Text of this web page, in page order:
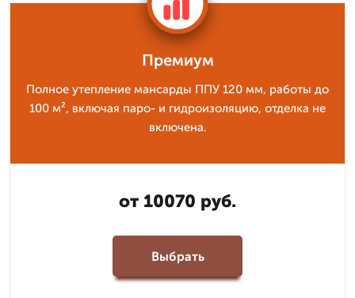
Премиум
Полное утепление мансарды ППУ 120 мм, работы до
100 м², включая паро- и гидроизоляцию, отделка не
включена.
от 10070 руб.
Выбрать